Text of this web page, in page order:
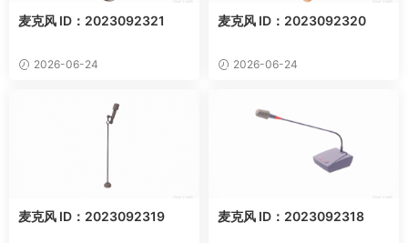
麦克风 ID：2023092321
2026-06-24
麦克风 ID：2023092320
2026-06-24
麦克风 ID：2023092319 麦克风 ID：2023092318